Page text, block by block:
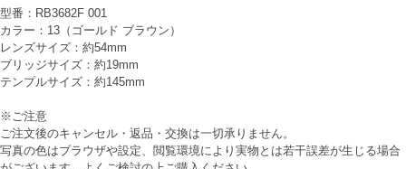
型番：RB3682F 001
カラー：13（ゴールド ブラウン）
レンズサイズ：約54mm
ブリッジサイズ：約19mm
テンプルサイズ：約145mm
※ご注意
ご注文後のキャンセル・返品・交換は一切承りません。
写真の色はブラウザや設定、閲覧環境により実物とは若干誤差が生じる場合